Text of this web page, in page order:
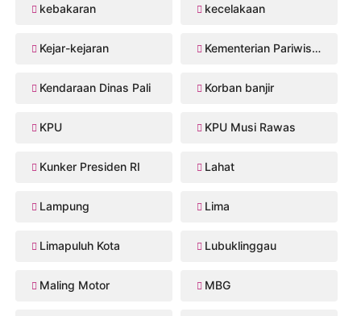
kebakaran kecelakaan
Kejar-kejaran Kementerian Pariwisata
Kendaraan Dinas Pali Korban banjir
KPU KPU Musi Rawas
Kunker Presiden RI Lahat
Lampung Lima
Limapuluh Kota Lubuklinggau
Maling Motor MBG